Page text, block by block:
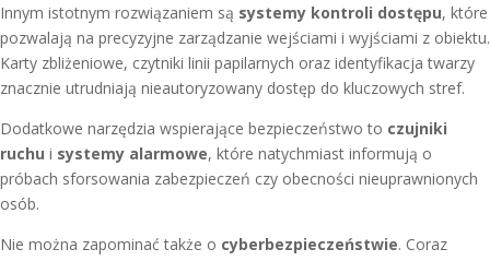
Innym istotnym rozwiązaniem są systemy kontroli dostępu, które
pozwalają na precyzyjne zarządzanie wejściami i wyjściami z obiektu.
Karty zbliżeniowe, czytniki linii papilarnych oraz identyfikacja twarzy
znacznie utrudniają nieautoryzowany dostęp do kluczowych stref.
Dodatkowe narzędzia wspierające bezpieczeństwo to czujniki
ruchu i systemy alarmowe, które natychmiast informują o
próbach sforsowania zabezpieczeń czy obecności nieuprawnionych
osób.
Nie można zapominać także o cyberbezpieczeństwie. Coraz